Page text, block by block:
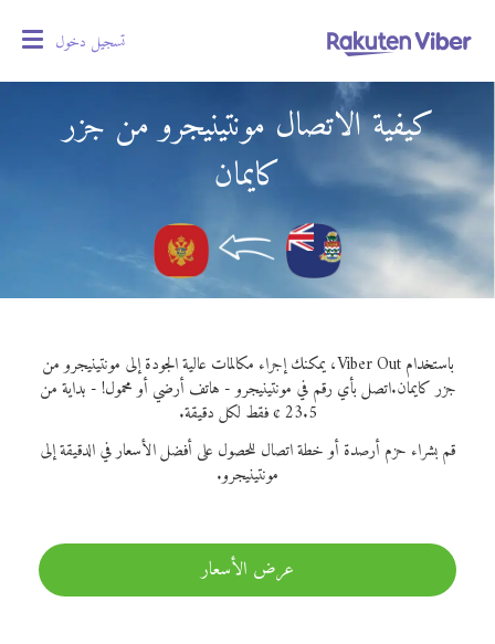
تسجيل دخول
كيفية الاتصال مونتينيجرو من جزر
كايمان
باستخدام Viber Out، يمكنك إجراء مكالمات عالية الجودة إلى مونتينيجرو من
جزر كايمان.اتصل بأي رقم في مونتينيجرو - هاتف أرضي أو محمول! - بداية من
23.5 ¢ فقط لكل دقيقة.
قم بشراء حزم أرصدة أو خطة اتصال للحصول على أفضل الأسعار في الدقيقة إلى
مونتينيجرو.
عرض الأسعار